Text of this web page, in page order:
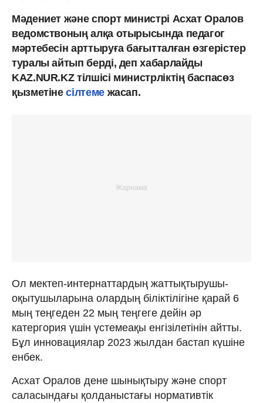
Мәдениет және спорт министрі Асхат Оралов
ведомствоның алқа отырысында педагог
мәртебесін арттыруға бағытталған өзгерістер
туралы айтып берді, деп хабарлайды
KAZ.NUR.KZ тілшісі министрліктің баспасөз
қызметінесілтеме жасап.
Ол мектеп-интернаттардың жаттықтырушы-
оқытушыларына олардың біліктілігіне қарай 6
мың теңгеден 22 мың теңгеге дейін әр
катергория үшін үстемеақы енгізілетінін айтты.
Бұл инновациялар 2023 жылдан бастап күшіне
енбек.
Асхат Оралов дене шынықтыру және спорт
саласындағы қолданыстағы нормативтік